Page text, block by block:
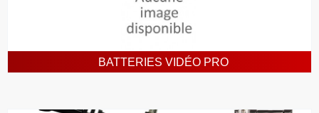
BATTERIES VIDÉO PRO